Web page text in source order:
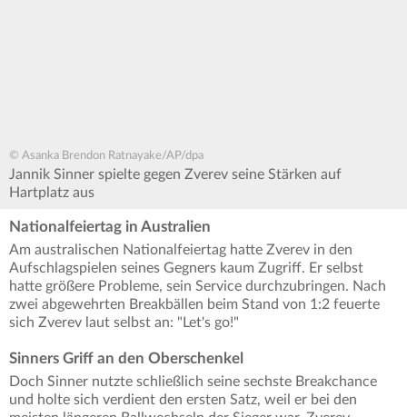
© Asanka Brendon Ratnayake/AP/dpa
Jannik Sinner spielte gegen Zverev seine Stärken auf
Hartplatz aus
Nationalfeiertag in Australien
Am australischen Nationalfeiertag hatte Zverev in den
Aufschlagspielen seines Gegners kaum Zugriff. Er selbst
hatte größere Probleme, sein Service durchzubringen. Nach
zwei abgewehrten Breakbällen beim Stand von 1:2 feuerte
sich Zverev laut selbst an: "Let's go!"
Sinners Griff an den Oberschenkel
Doch Sinner nutzte schließlich seine sechste Breakchance
und holte sich verdient den ersten Satz, weil er bei den